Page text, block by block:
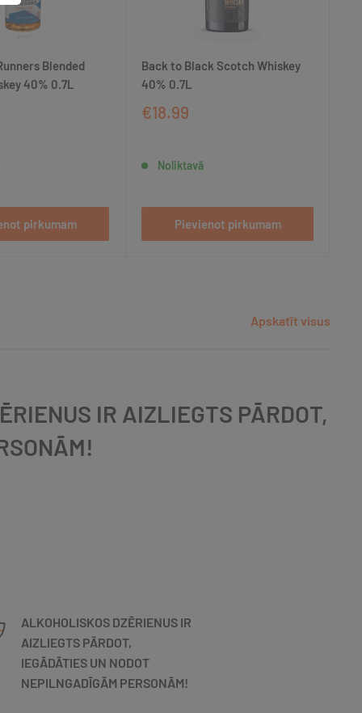
Blended
40% 0.7L
pirkumam
Back to Black Scotch Whiskey
40% 0.7L
€18.99
Noliktavā
Pievienot pirkumam
Apskatīt visus
IR AIZLIEGTS PĀRDOT,
ALKOHOLISKOS DZĒRIENUS IR
AIZLIEGTS PĀRDOT,
IEGĀDĀTIES UN NODOT
NEPILNGADĪGĀM PERSONĀM!